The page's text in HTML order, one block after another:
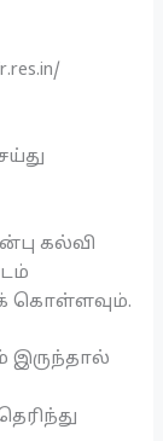
கல்வி
கொள்ளவும்.
இருந்தால்